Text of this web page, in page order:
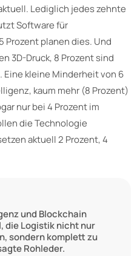
Lediglich jedes zehnte
Software für
Prozent planen dies. Und
3D-Druck, 8 Prozent sind
Eine kleine Minderheit von 6
kaum mehr (8 Prozent)
nur bei 4 Prozent im
die Technologie
aktuell 2 Prozent, 4
und Blockchain
die Logistik nicht nur
sondern komplett zu
Rohleder.